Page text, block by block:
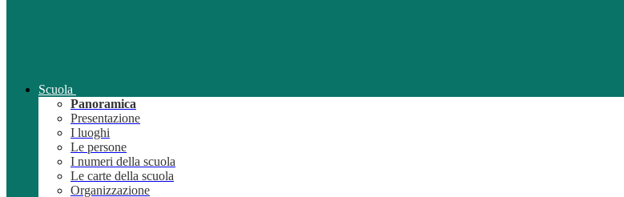
Scuola
Panoramica
Presentazione
I luoghi
Le persone
I numeri della scuola
Le carte della scuola
Organizzazione